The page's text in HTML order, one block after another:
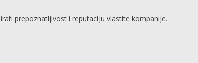
prepoznatljivost i reputaciju vlastite kompanije.